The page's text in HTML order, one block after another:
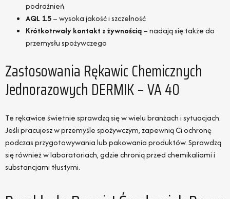
podrażnień
AQL 1.5– wysoka jakość i szczelność
Krótkotrwały kontakt z żywnością– nadają się także do
przemysłu spożywczego
Zastosowania Rękawic Chemicznych
Jednorazowych DERMIK – VA 40
Te rękawice świetnie sprawdzą się w wielu branżach i sytuacjach.
Jeśli pracujesz w przemyśle spożywczym, zapewnią Ci ochronę
podczas przygotowywania lub pakowania produktów. Sprawdzą
się również w laboratoriach, gdzie chronią przed chemikaliami i
substancjami tłustymi.